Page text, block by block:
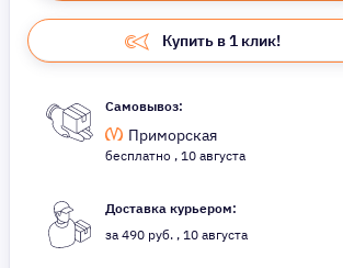
Купить в 1 клик!
Самовывоз:
Приморская
бесплатно , 10 августа
Доставка курьером:
за 490 руб. , 10 августа